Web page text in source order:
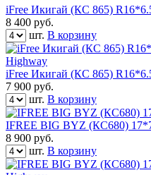
iFree Икигай (КС 865)
8 400 руб.
шт. В корзину
iFree Икигай (КС 865)
7 900 руб.
шт. В корзину
IFREE BIG BYZ (КС680)
8 900 руб.
шт. В корзину